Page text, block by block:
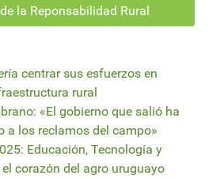
la Reponsabilidad Rural
centrar sus esfuerzos en
rural
«El gobierno que salió ha
a los reclamos del campo»
Educación, Tecnología y
corazón del agro uruguayo